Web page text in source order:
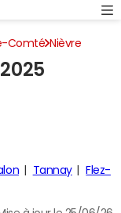
Comté Nièvre
Tannay
Flez-